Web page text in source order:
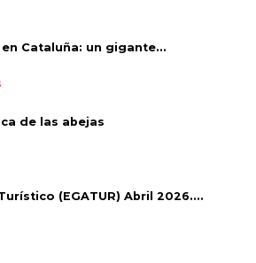
Cataluña: un gigante...
de las abejas
(EGATUR) Abril 2026....